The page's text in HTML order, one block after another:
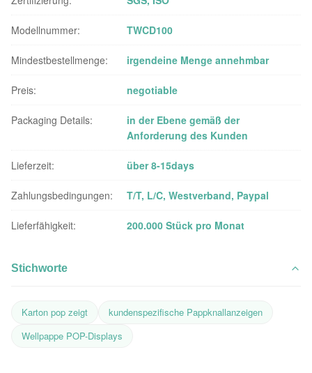
Modellnummer: TWCD100
Mindestbestellmenge: irgendeine Menge annehmbar
Preis: negotiable
Packaging Details:
in der Ebene gemäß der
Anforderung des Kunden
Lieferzeit: über 8-15days
Zahlungsbedingungen: T/T, L/C, Westverband, Paypal
Lieferfähigkeit: 200.000 Stück pro Monat
Stichworte
Karton pop zeigt
kundenspezifische Pappknallanzeigen
Wellpappe POP-Displays